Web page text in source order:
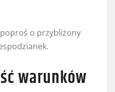
o przybliżony
warunków